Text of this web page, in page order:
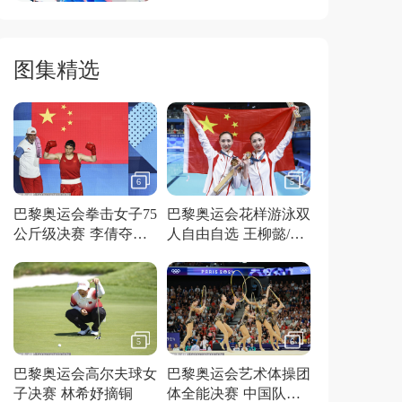
图集精选
6
巴黎奥运会拳击女子75
公斤级决赛 李倩夺得
5
巴黎奥运会花样游泳双
人自由自选 王柳懿/王
5
巴黎奥运会高尔夫球女
子决赛 林希妤摘铜
6
巴黎奥运会艺术体操团
体全能决赛 中国队夺